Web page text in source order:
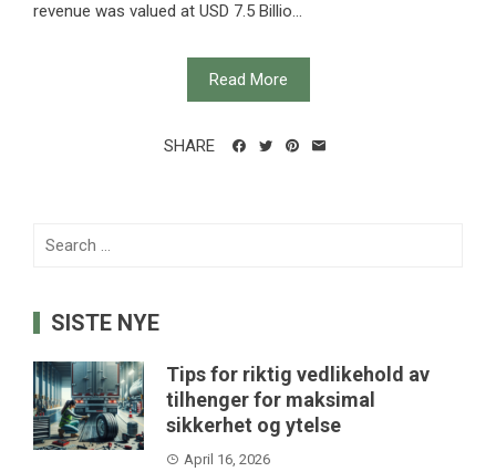
revenue was valued at USD 7.5 Billio...
Read More
SHARE
Search
SISTE NYE
Tips for riktig vedlikehold av
tilhenger for maksimal
sikkerhet og ytelse
April 16, 2026